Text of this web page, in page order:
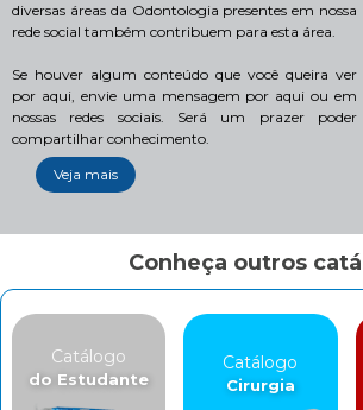
diversas áreas da Odontologia presentes em nossa
rede social também contribuem para esta área.
Se houver algum conteúdo que você queira ver
por aqui, envie uma mensagem por aqui ou em
nossas redes sociais. Será um prazer poder
compartilhar conhecimento.
Veja mais
Conheça outros
Catálogo
do Estudante
Catálogo
Cirurgia